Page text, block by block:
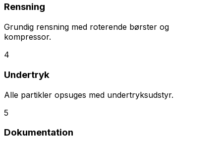
Rensning
Grundig rensning med roterende børster og
kompressor.
4
Undertryk
Alle partikler opsuges med undertryksudstyr.
5
Dokumentation